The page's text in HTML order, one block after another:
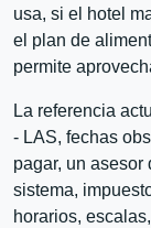
usa, si el hotel
el plan de
permite
La referencia
- LAS, fechas
pagar, un asesor
sistema,
horarios,